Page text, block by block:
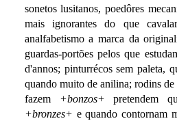
sonetos lusitanos, poedôres
mais ignorantes do que
analfabetismo a marca da
guardas-portões pelos que
d'annos; pinturrécos sem paleta,
quando muito de anilina; rodins
fazem +bonzos+ pretendem
+bronzes+ e quando contornam